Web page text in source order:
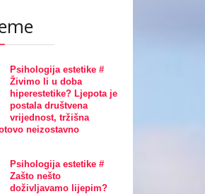
Psihologija estetike #
Živimo li u doba
hiperestetike? Ljepota je
postala društvena
vrijednost, tržišna
neizostavno
Psihologija estetike #
Zašto nešto
doživljavamo lijepim?